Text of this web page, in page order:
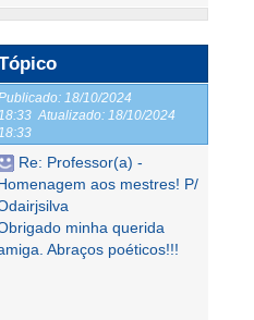
18/10/2024
18:33 Atualizado: 18/10/2024
18:33
Re: Professor(a) -
aos mestres! P/
minha querida
Abraços poéticos!!!